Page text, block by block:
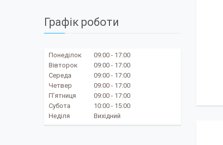
Графік роботи
Понеділок 09:00
17:00
Вівторок
09:00
17:00
Середа
09:00
17:00
Четвер
09:00
17:00
Пʼятниця
09:00
17:00
Субота
10:00
15:00
Неділя
Вихідний